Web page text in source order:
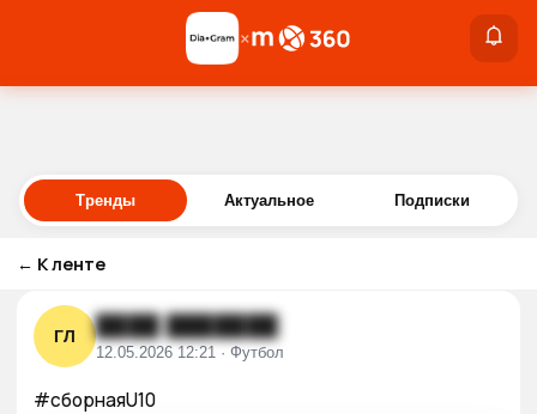
Войти
×
Тренды Актуальное Подписки
← К ленте
ГЛ ████ ███████
12.05.2026 12:21 · Футбол
#сборнаяU10